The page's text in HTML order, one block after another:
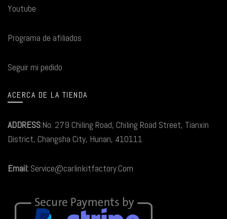
Youtube
Programa de afiliados
Seguir mi pedido
ACERCA DE LA TIENDA
ADDRESS:No. 279 Chiling Road, Chiling Road Street, Tianxin
District, Changsha City, Hunan, 410111
Email: Service@carlinkitfactory.Com